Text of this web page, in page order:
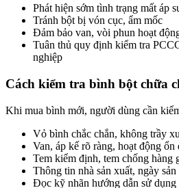
Phát hiện sớm tình trạng mất áp
Tránh bột bị vón cục, ẩm mốc
Đảm bảo van, vòi phun hoạt
Tuân thủ quy định kiểm tra
nghiệp
Cách kiểm tra bình bột chữa
Khi mua bình mới, người dùng cần
Vỏ bình chắc chắn, không trầy
Van, áp kế rõ ràng, hoạt động ổn
Tem kiểm định, tem chống hàng
Thông tin nhà sản xuất, ngày
Đọc kỹ nhãn hướng dẫn sử